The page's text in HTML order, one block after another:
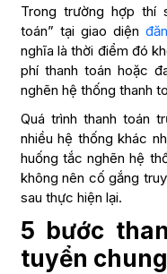
Trong trường hợp thí
toán” tại giao diện
nghĩa là thời điểm đó
phí thanh toán hoặc
nghẽn hệ thống thanh
Quá trình thanh toán
nhiều hệ thống khác
huống tắc nghẽn hệ
không nên cố gắng
sau thực hiện lại.
5 bước
tuyển